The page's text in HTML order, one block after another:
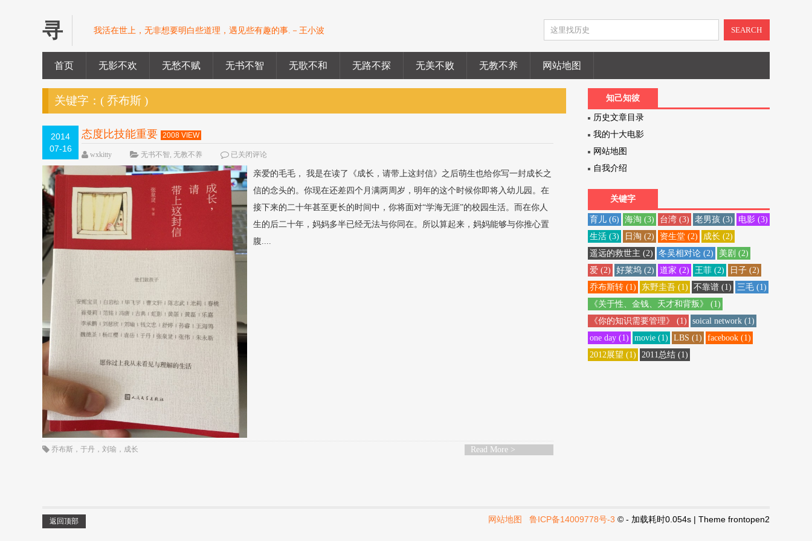
寻 我活在世上，无非想要明白些道理，遇见些有趣的事.－王小波 SEARCH
首页 无影不欢 无愁不赋 无书不智 无歌不和 无路不探 无美不败 无教不养 网站地图
关键字：(乔布斯 )
2014
07-16
态度比技能重要 2008 VIEW
wxkitty 无书不智,无教不养 已关闭评论
亲爱的毛毛， 我是在读了《成长，请带上这封信》之后萌生也给你写一封成长之
信的念头的。你现在还差四个月满两周岁，明年的这个时候你即将入幼儿园。在
接下来的二十年甚至更长的时间中，你将面对“学海无涯”的校园生活。而在你人
生的后二十年，妈妈多半已经无法与你同在。所以算起来，妈妈能够与你推心置
腹....
Read More >
乔布斯 ，于丹 ，刘瑜 ， 成长
知己知彼
历史文章目录
我的十大电影
网站地图
自我介绍
关键字
育儿(6) 海淘 (3) 台湾(3) 老男孩(3) 电影(3)
生活(3) 日淘 (2) 资生堂(2) 成长 (2)
遥远的救世主 (2) 冬吴相对论(2) 美剧 (2)
爱(2) 好莱坞(2) 道家 (2) 王菲(2) 日子(2)
乔布斯转(1) 东野圭吾(1) 不靠谱(1) 三毛(1)
《关于性、金钱、天才和背叛》
(1)
《你的知识需要管理》
(1) soical network(1)
one day(1) movie(1) LBS (1) facebook(1)
2012展望 (1) 2011总结(1)
返回顶部 网站地图 鲁ICP备14009778号-3 © - 加载耗时0.054s | Theme frontopen2